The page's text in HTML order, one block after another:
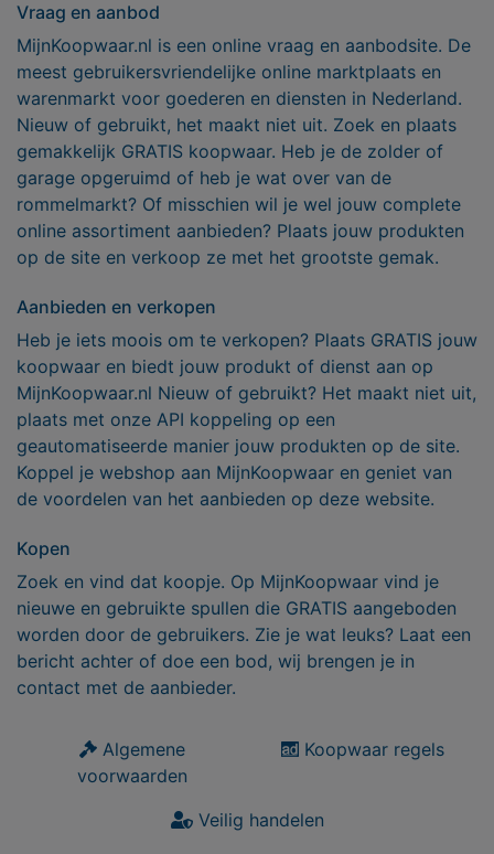
Vraag en aanbod
MijnKoopwaar.nl is een online vraag en aanbodsite. De
meest gebruikersvriendelijke online marktplaats en
warenmarkt voor goederen en diensten in Nederland.
Nieuw of gebruikt, het maakt niet uit. Zoek en plaats
gemakkelijk GRATIS koopwaar. Heb je de zolder of
garage opgeruimd of heb je wat over van de
rommelmarkt? Of misschien wil je wel jouw complete
online assortiment aanbieden? Plaats jouw produkten
op de site en verkoop ze met het grootste gemak.
Aanbieden en verkopen
Heb je iets moois om te verkopen? Plaats GRATIS jouw
koopwaar en biedt jouw produkt of dienst aan op
MijnKoopwaar.nl Nieuw of gebruikt? Het maakt niet uit,
plaats met onze API koppeling op een
geautomatiseerde manier jouw produkten op de site.
Koppel je webshop aan MijnKoopwaar en geniet van
de voordelen van het aanbieden op deze website.
Kopen
Zoek en vind dat koopje. Op MijnKoopwaar vind je
nieuwe en gebruikte spullen die GRATIS aangeboden
worden door de gebruikers. Zie je wat leuks? Laat een
bericht achter of doe een bod, wij brengen je in
contact met de aanbieder.
Algemene
voorwaarden
Koopwaar regels
Veilig handelen